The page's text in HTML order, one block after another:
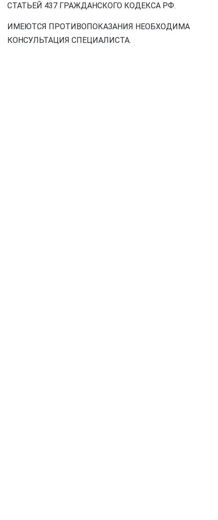
СТАТЬЕЙ 437 ГРАЖДАНСКОГО КОДЕКСА РФ.
ИМЕЮТСЯ ПРОТИВОПОКАЗАНИЯ НЕОБХОДИМА
КОНСУЛЬТАЦИЯ СПЕЦИАЛИСТА.